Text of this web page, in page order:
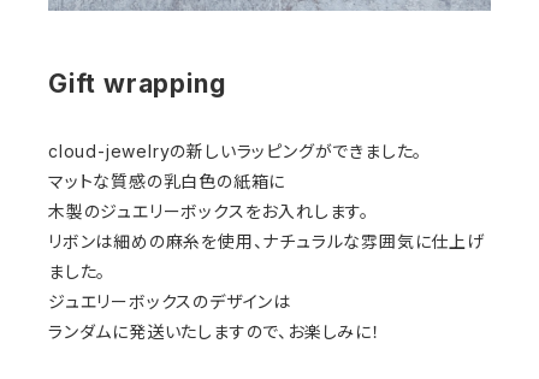
Gift wrapping
cloud-jewelryの新しいラッピングができました。
マットな質感の乳白色の紙箱に
木製のジュエリーボックスをお入れします。
リボンは細めの麻糸を使用、ナチュラルな雰囲気に仕上げ
ました。
ジュエリーボックスのデザインは
ランダムに発送いたしますので、お楽しみに！